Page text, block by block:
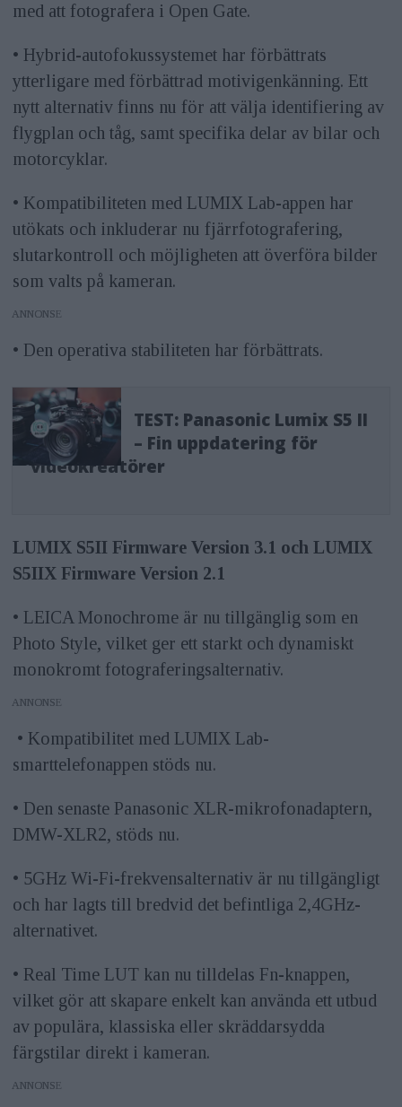
med att fotografera i Open Gate.
• Hybrid-autofokussystemet har förbättrats
ytterligare med förbättrad motivigenkänning. Ett
nytt alternativ finns nu för att välja identifiering av
flygplan och tåg, samt specifika delar av bilar och
motorcyklar.
• Kompatibiliteten med LUMIX Lab-appen har
utökats och inkluderar nu fjärrfotografering,
slutarkontroll och möjligheten att överföra bilder
som valts på kameran.
ANNONS
• Den operativa stabiliteten har förbättrats.
TEST: Panasonic Lumix S5 II
– Fin uppdatering för
videokreatörer
LUMIX S5II Firmware Version 3.1 och LUMIX
S5IIX Firmware Version 2.1
• LEICA Monochrome är nu tillgänglig som en
Photo Style, vilket ger ett starkt och dynamiskt
monokromt fotograferingsalternativ.
ANNONS
• Kompatibilitet med LUMIX Lab-
smarttelefonappen stöds nu.
• Den senaste Panasonic XLR-mikrofonadaptern,
DMW-XLR2, stöds nu.
• 5GHz Wi-Fi-frekvensalternativ är nu tillgängligt
och har lagts till bredvid det befintliga 2,4GHz-
alternativet.
• Real Time LUT kan nu tilldelas Fn-knappen,
vilket gör att skapare enkelt kan använda ett utbud
av populära, klassiska eller skräddarsydda
färgstilar direkt i kameran.
ANNONS